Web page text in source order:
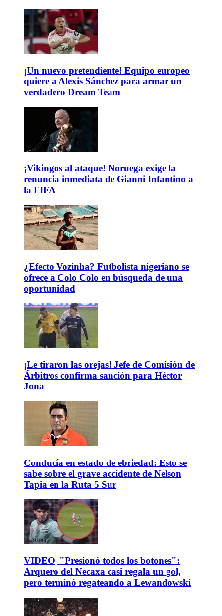
¡Un nuevo pretendiente! Equipo europeo
quiere a Alexis Sánchez para armar un
verdadero Dream Team
¡Vikingos al ataque! Noruega exige la
renuncia inmediata de Gianni Infantino a
la FIFA
¿Efecto Vozinha? Futbolista nigeriano se
ofrece a Colo Colo en búsqueda de una
oportunidad
¡Le tiraron las orejas! Jefe de Comisión de
Árbitros confirma sanción para Héctor
Jona
Conducía en estado de ebriedad: Esto se
sabe sobre el grave accidente de Nelson
Tapia en la Ruta 5 Sur
VIDEO| "Presionó todos los botones":
Arquero del Necaxa casi regala un gol,
pero terminó regateando a Lewandowski